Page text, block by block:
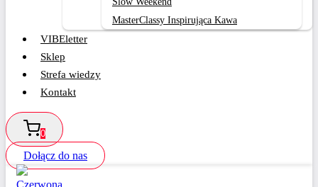
MasterClassy Inspirująca Kawa
VIBEletter
Sklep
Strefa wiedzy
Kontakt
0
Dołącz do nas